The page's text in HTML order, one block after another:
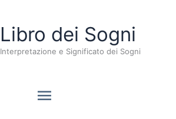
Libro dei Sogni
Interpretazione e Significato dei Sogni
Menu
principale